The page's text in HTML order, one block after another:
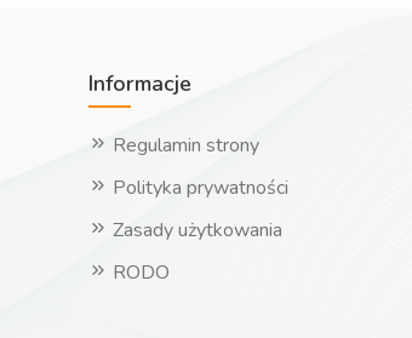
Informacje
Regulamin strony
Polityka prywatności
Zasady użytkowania
RODO